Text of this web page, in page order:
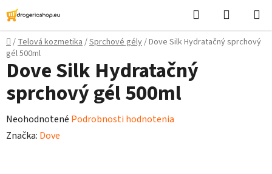
Prejsť
na
obsah
Hľadať
košík
Domov
/Telová kozmetika/Sprchové gély/Dove Silk Hydratačný sprchový
gél 500ml
Dove Silk Hydratačný
sprchový gél 500ml
Priemerné
hodnotenie
Neohodnotené Podrobnosti hodnotenia
Značka: Dove